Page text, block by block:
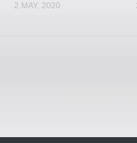
2 MAY, 2020